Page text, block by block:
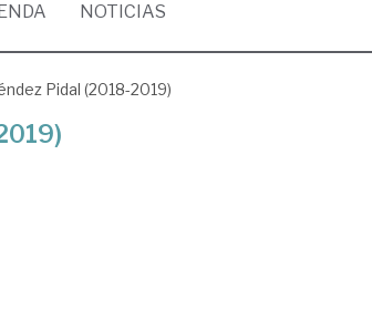
NOTICIAS
Pidal (2018-2019)